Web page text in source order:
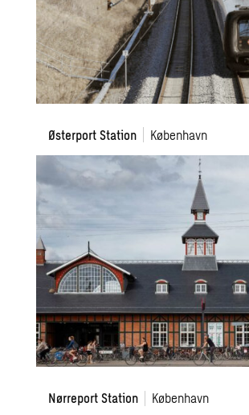
Østerport Station København
Modernisering
Østerport
Station
Nørreport Station København
Renovering